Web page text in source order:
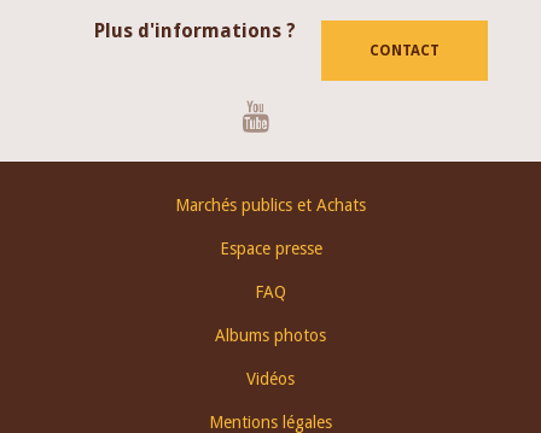
Plus d'informations ?
CONTACT
Marchés publics et Achats
Espace presse
FAQ
Albums photos
Vidéos
Mentions légales